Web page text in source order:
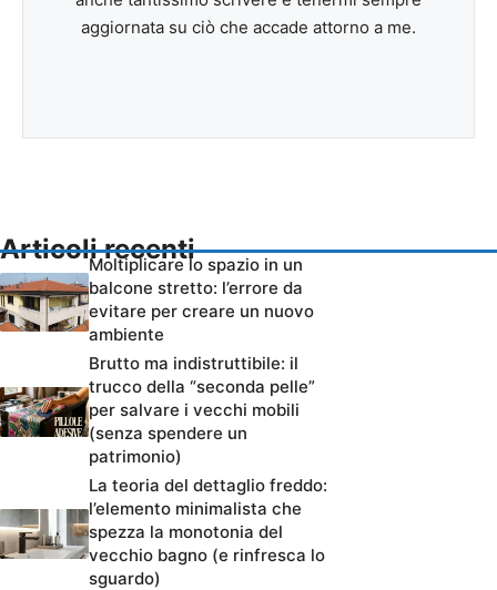
aggiornata su ciò che accade attorno a me.
Articoli recenti
Moltiplicare lo spazio in un
balcone stretto: l’errore da
evitare per creare un nuovo
ambiente
Brutto ma indistruttibile: il
trucco della “seconda pelle”
per salvare i vecchi mobili
(senza spendere un
patrimonio)
La teoria del dettaglio freddo:
l’elemento minimalista che
spezza la monotonia del
vecchio bagno (e rinfresca lo
sguardo)